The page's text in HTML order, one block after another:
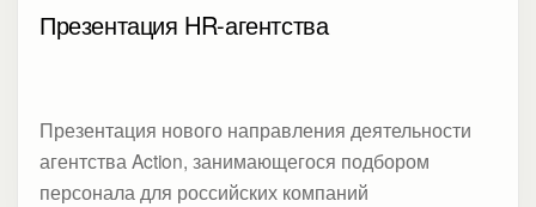
Презентация HR-агентства
Презентация нового направления деятельности
агентства Action, занимающегося подбором
персонала для российских компаний